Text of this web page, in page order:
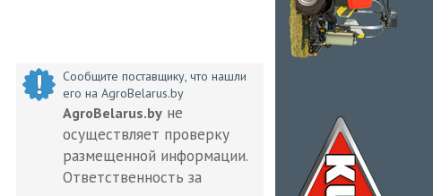
Сообщите поставщику, что нашли
его на AgroBelarus.by
AgroBelarus.by не
осуществляет проверку
размещенной информации.
Ответственность за